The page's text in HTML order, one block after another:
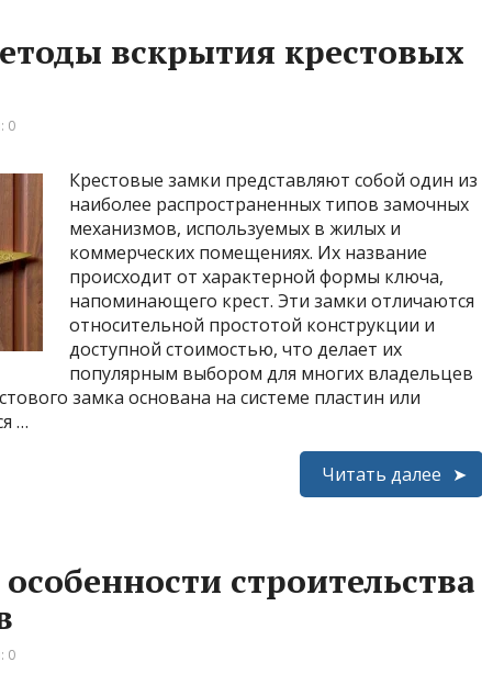
вскрытия крестовых
0
Крестовые замки представляют собой один из
наиболее распространенных типов замочных
механизмов, используемых в жилых и
коммерческих помещениях. Их название
происходит от характерной формы ключа,
напоминающего крест. Эти замки отличаются
относительной простотой конструкции и
доступной стоимостью, что делает их
популярным выбором для многих владельцев
замка основана на системе пластин или
…
Читать далее
строительства
0